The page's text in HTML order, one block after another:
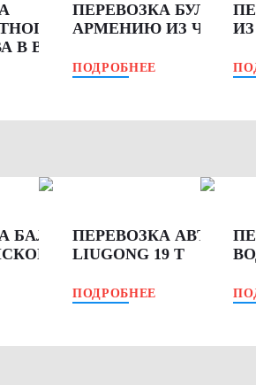
В ВОРОНЕЖ
ПЕРЕВОЗКА
АРМЕНИЮ ИЗ
ПОДРОБНЕЕ
БАЛОК 23 М, 50 Т
МОСТА
ПЕРЕВОЗКА
LIUGONG 19 Т
ПОДРОБНЕЕ